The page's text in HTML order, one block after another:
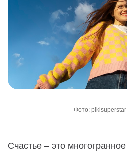
Фото:
Счастье – это